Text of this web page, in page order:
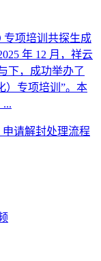
专项培训共探生成
年 12 月，祥云
下，成功举办了
）专项培训”。本
...
请解封处理流程